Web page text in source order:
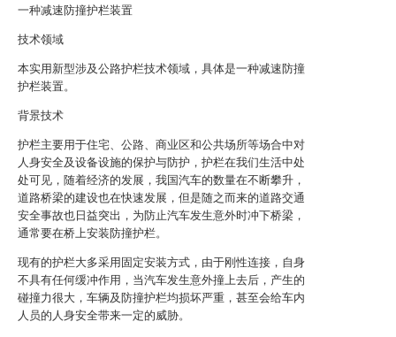
一种减速防撞护栏装置
技术领域
本实用新型涉及公路护栏技术领域，具体是一种减速防撞
护栏装置。
背景技术
护栏主要用于住宅、公路、商业区和公共场所等场合中对
人身安全及设备设施的保护与防护，护栏在我们生活中处
处可见，随着经济的发展，我国汽车的数量在不断攀升，
道路桥梁的建设也在快速发展，但是随之而来的道路交通
安全事故也日益突出，为防止汽车发生意外时冲下桥梁，
通常要在桥上安装防撞护栏。
现有的护栏大多采用固定安装方式，由于刚性连接，自身
不具有任何缓冲作用，当汽车发生意外撞上去后，产生的
碰撞力很大，车辆及防撞护栏均损坏严重，甚至会给车内
人员的人身安全带来一定的威胁。